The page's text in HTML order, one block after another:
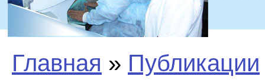
Главная » Публикации